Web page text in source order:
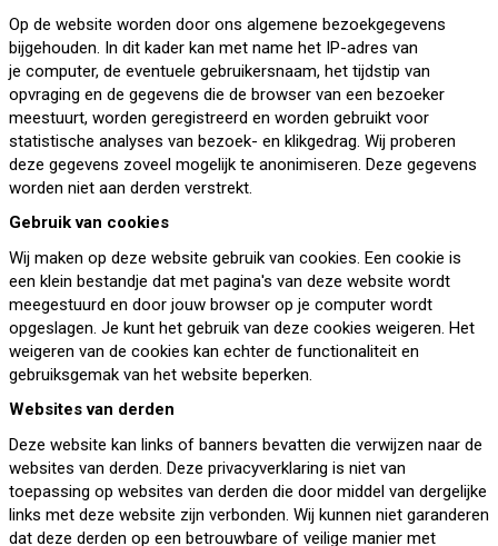
Op de website worden door ons algemene bezoekgegevens
bijgehouden. In dit kader kan met name het IP-adres van
je computer, de eventuele gebruikersnaam, het tijdstip van
opvraging en de gegevens die de browser van een bezoeker
meestuurt, worden geregistreerd en worden gebruikt voor
statistische analyses van bezoek- en klikgedrag. Wij proberen
deze gegevens zoveel mogelijk te anonimiseren. Deze gegevens
worden niet aan derden verstrekt.
Gebruik van cookies
Wij maken op deze website gebruik van cookies. Een cookie is
een klein bestandje dat met pagina's van deze website wordt
meegestuurd en door jouw browser op je computer wordt
opgeslagen. Je kunt het gebruik van deze cookies weigeren. Het
weigeren van de cookies kan echter de functionaliteit en
gebruiksgemak van het website beperken.
Websites van derden
Deze website kan links of banners bevatten die verwijzen naar de
websites van derden. Deze privacyverklaring is niet van
toepassing op websites van derden die door middel van dergelijke
links met deze website zijn verbonden. Wij kunnen niet garanderen
dat deze derden op een betrouwbare of veilige manier met